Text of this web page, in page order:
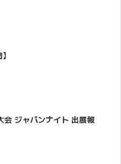
会 ジャパンナイト 出展報